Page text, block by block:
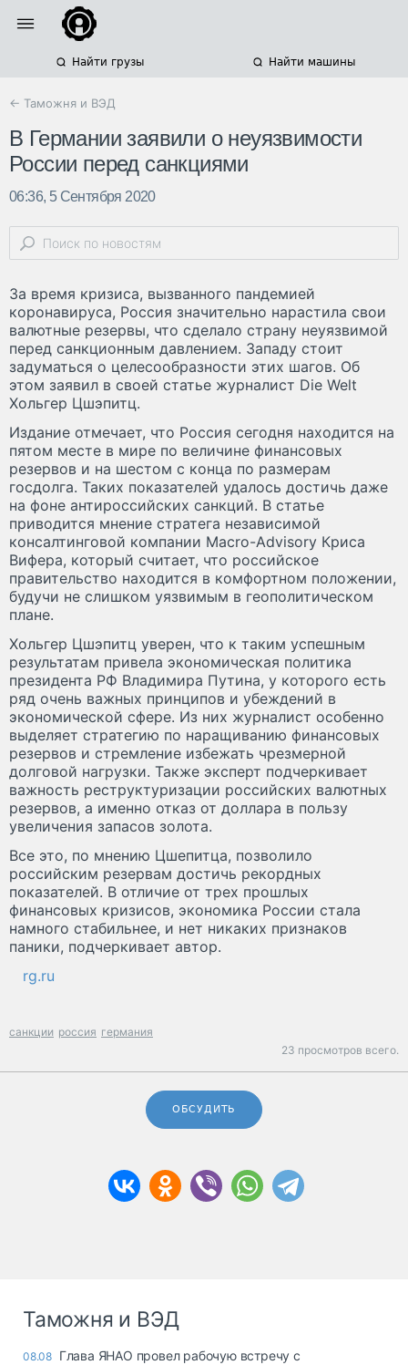
Найти грузы Найти машины
← Таможня и ВЭД
В Германии заявили о неуязвимости
России перед санкциями
06:36, 5 Сентября 2020
За время кризиса, вызванного пандемией
коронавируса, Россия значительно нарастила свои
валютные резервы, что сделало страну неуязвимой
перед санкционным давлением. Западу стоит
задуматься о целесообразности этих шагов. Об
этом заявил в своей статье журналист Die Welt
Хольгер Цшэпитц.
Издание отмечает, что Россия сегодня находится на
пятом месте в мире по величине финансовых
резервов и на шестом с конца по размерам
госдолга. Таких показателей удалось достичь даже
на фоне антироссийских санкций. В статье
приводится мнение стратега независимой
консалтинговой компании Macro-Advisory Криса
Вифера, который считает, что российское
правительство находится в комфортном положении,
будучи не слишком уязвимым в геополитическом
плане.
Хольгер Цшэпитц уверен, что к таким успешным
результатам привела экономическая политика
президента РФ Владимира Путина, у которого есть
ряд очень важных принципов и убеждений в
экономической сфере. Из них журналист особенно
выделяет стратегию по наращиванию финансовых
резервов и стремление избежать чрезмерной
долговой нагрузки. Также эксперт подчеркивает
важность реструктуризации российских валютных
резервов, а именно отказ от доллара в пользу
увеличения запасов золота.
Все это, по мнению Цшепитца, позволило
российским резервам достичь рекордных
показателей. В отличие от трех прошлых
финансовых кризисов, экономика России стала
намного стабильнее, и нет никаких признаков
паники, подчеркивает автор.
rg.ru
санкции россия германия
23 просмотров всего.
ОБСУДИТЬ
Таможня и ВЭД
08.08 Глава ЯНАО провел рабочую встречу с